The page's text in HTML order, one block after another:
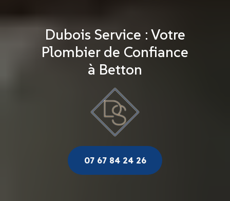
Dubois Service : Votre
Plombier de Confiance
à Betton
07 67 84 24 26